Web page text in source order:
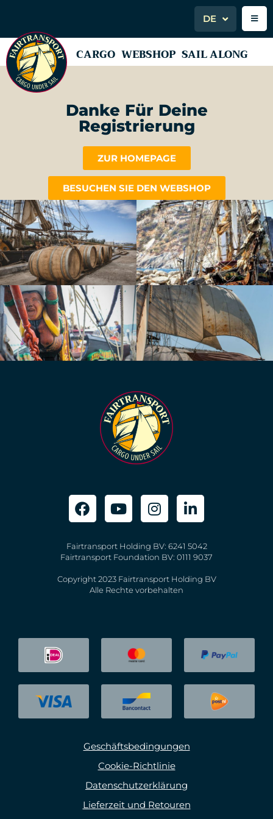
DE
CARGO WEBSHOP SAIL ALONG
Danke Für Deine
Registrierung
ZUR HOMEPAGE
BESUCHEN SIE DEN WEBSHOP
Fairtransport Holding BV: 6241 5042
Fairtransport Foundation BV: 0111 9037
Copyright 2023 Fairtransport Holding BV
Alle Rechte vorbehalten
Geschäftsbedingungen
Cookie-Richtlinie
Datenschutzerklärung
Lieferzeit und Retouren